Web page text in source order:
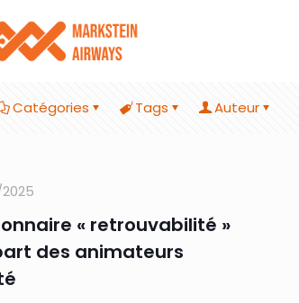
Catégories Tags Auteur
« retrouvabilité »
des animateurs